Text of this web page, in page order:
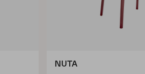
NUTA